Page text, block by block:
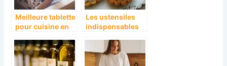
Meilleure tablette
pour cuisine en
Les ustensiles
indispensables
preparation de
patisserie